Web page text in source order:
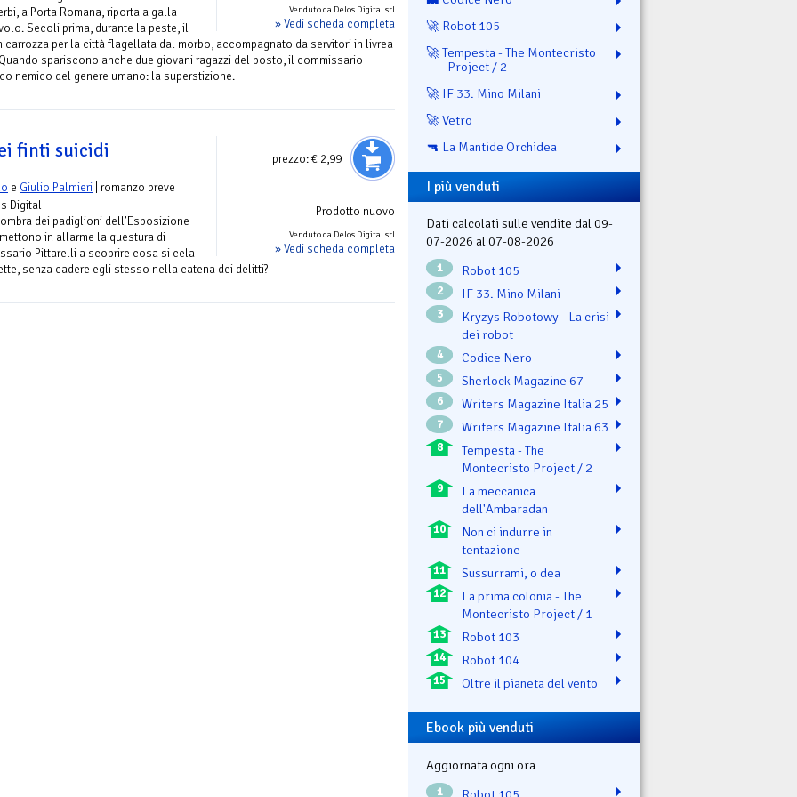
Venduto da Delos Digital srl
» Vedi scheda completa
a Porta Romana, riporta a galla
Secoli prima, durante la peste, il
carrozza per la città flagellata dal morbo, accompagnato da servitori in livrea
spariscono anche due giovani ragazzi del posto, il commissario
nemico del genere umano: la superstizione.
prezzo:€ 2,99
Prodotto nuovo
Venduto da Delos Digital srl
» Vedi scheda completa
finti suicidi
e Giulio Palmieri | romanzo breve
Digital
dei padiglioni dell’Esposizione
in allarme la questura di
Pittarelli a scoprire cosa si cela
senza cadere egli stesso nella catena dei delitti?
🚀 Robot 105
🚀 Tempesta - The Montecristo
Project / 2
🚀 IF 33. Mino Milani
🚀 Vetro
🔫 La Mantide Orchidea
I più venduti
Dati calcolati sulle vendite dal 09-
07-2026 al 07-08-2026
1 Robot 105
2 IF 33. Mino Milani
3
Kryzys Robotowy - La crisi
dei robot
4 Codice Nero
5 Sherlock Magazine 67
6 Writers Magazine Italia 25
7 Writers Magazine Italia 63
8
Tempesta - The
Montecristo Project / 2
9
La meccanica
dell'Ambaradan
10
Non ci indurre in
tentazione
11 Sussurrami, o dea
12
La prima colonia - The
Montecristo Project / 1
13 Robot 103
14 Robot 104
15 Oltre il pianeta del vento
Ebook più venduti
Aggiornata ogni ora
1